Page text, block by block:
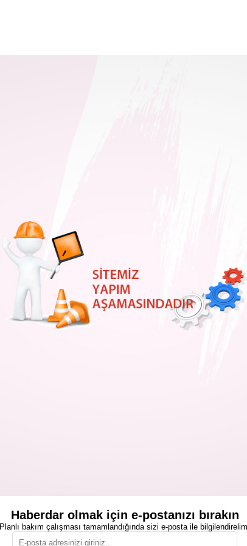
Haberdar olmak için e-postanızı bırakın
Planlı bakım çalışması tamamlandığında sizi e-posta ile